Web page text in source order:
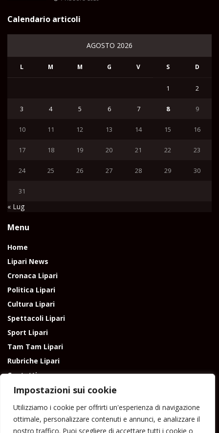
Impostazioni sui cookie
Utilizziamo i cookie per offrirti un'esperienza di navigazione
ottimale, personalizzare contenuti e annunci, e analizzare il
nostro traffico. Puoi scegliere di accettare tutti i cookie o
Calendario articoli
AGOSTO 2026
L M M G V S D
1 2
3 4 5 6 7 8 9
10 11 12 13 14 15 16
17 18 19 20 21 22 23
24 25 26 27 28 29 30
31
« Lug
Menu
Home
Lipari News
Cronaca Lipari
Politica Lipari
Cultura Lipari
Spettacoli Lipari
Sport Lipari
Tam Tam Lipari
Rubriche Lipari
Contatti